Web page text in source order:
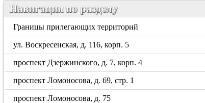
Навигация по разделу
Границы прилегающих территорий
ул. Воскресенская, д. 116, корп. 5
проспект Дзержинского, д. 7, корп. 4
проспект Ломоносова, д. 69, стр. 1
проспект Ломоносова, д. 75